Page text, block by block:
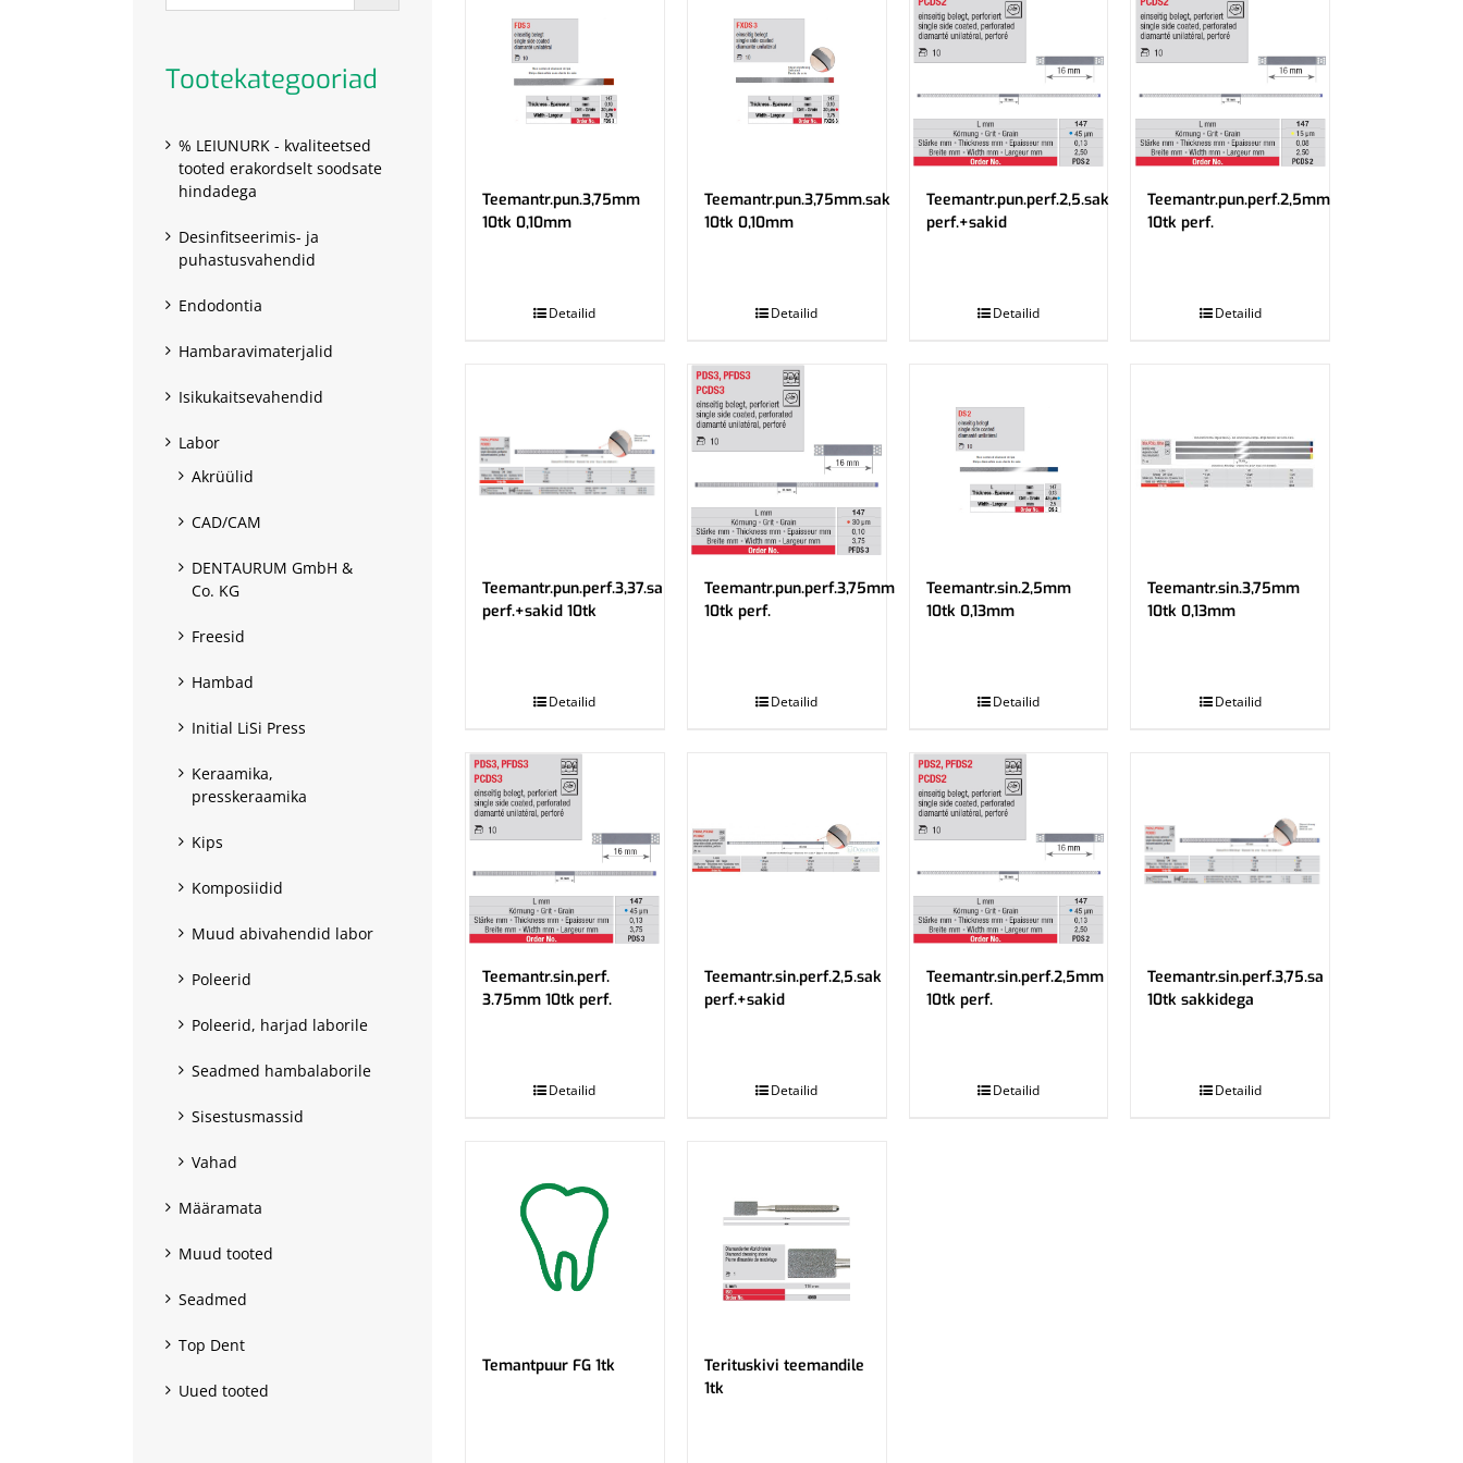
Tootekategooriad
% LEIUNURK - kvaliteetsed
tooted erakordselt soodsate
hindadega
Desinfitseerimis- ja
puhastusvahendid
Endodontia
Hambaravimaterjalid
Isikukaitsevahendid
Labor
Akrüülid
CAD/CAM
DENTAURUM GmbH &
Co. KG
Freesid
Hambad
Initial LiSi Press
Keraamika,
presskeraamika
Kips
Komposiidid
Muud abivahendid labor
Poleerid
Poleerid, harjad laborile
Seadmed hambalaborile
Sisestusmassid
Vahad
Määramata
Muud tooted
Seadmed
Top Dent
Uued tooted
Teemantr.pun.3,75mm
10tk 0,10mm
Detailid
Teemantr.pun.3,75mm.sak
10tk 0,10mm
Detailid
Teemantr.pun.perf.2,5.sak
perf.+sakid
Detailid
Teemantr.pun.perf.2,5mm
10tk perf.
Detailid
Teemantr.pun.perf.3,37.sa
perf.+sakid 10tk
Detailid
Teemantr.pun.perf.3,75mm
10tk perf.
Detailid
Teemantr.sin.2,5mm
10tk 0,13mm
Detailid
Teemantr.sin.3,75mm
10tk 0,13mm
Detailid
Teemantr.sin.perf.
3.75mm 10tk perf.
Detailid
Teemantr.sin.perf.2,5.sak
perf.+sakid
Detailid
Teemantr.sin.perf.2,5mm
10tk perf.
Detailid
Teemantr.sin.perf.3,75.sa
10tk sakkidega
Detailid
Temantpuur FG 1tk
Terituskivi teemandile
1tk